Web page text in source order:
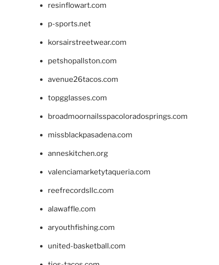
resinflowart.com
p-sports.net
korsairstreetwear.com
petshopallston.com
avenue26tacos.com
topgglasses.com
broadmoornailsspacoloradosprings.com
missblackpasadena.com
anneskitchen.org
valenciamarketytaqueria.com
reefrecordsllc.com
alawaffle.com
aryouthfishing.com
united-basketball.com